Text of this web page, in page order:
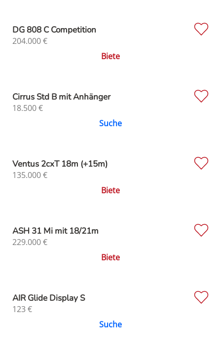
DG 808 C Competition
204.000€
Biete
Cirrus Std B mit Anhänger
18.500€
Suche
Ventus 2cxT 18m (+15m)
135.000€
Biete
ASH 31 Mi mit 18/21m
229.000€
Biete
AIR Glide Display S
123 €
Suche